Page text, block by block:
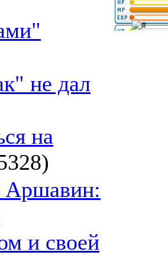
не дал
на
Аршавин:
и своей